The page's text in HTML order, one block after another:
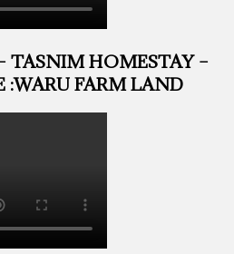
TASNIM HOMESTAY –
:WARU FARM LAND